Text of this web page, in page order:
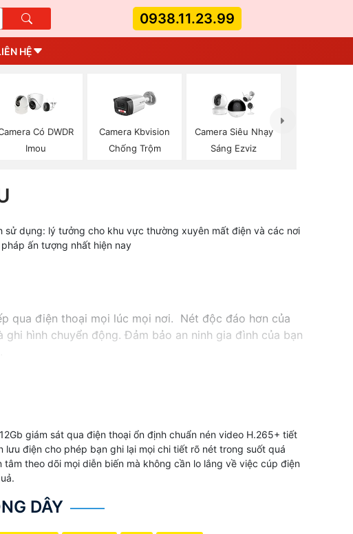
0938.11.23.99
HỆ
Có DWDR
Imou
Camera Kbvision
Chống Trộm
Camera Siêu Nhạy
Sáng Ezviz
dụng: lý tưởng cho khu vực thường xuyên mất điện và các nơi
ấn tượng nhất hiện nay
qua điện thoại mọi lúc mọi nơi. Nét độc đáo hơn của
hình chuyển động. Đảm bảo an ninh gia đình của bạn
giám sát qua điện thoại ổn định chuẩn nén video H.265+ tiết
điện cho phép bạn ghi lại mọi chi tiết rõ nét trong suốt quá
theo dõi mọi diễn biến mà không cần lo lắng về việc cúp điện
DÂY